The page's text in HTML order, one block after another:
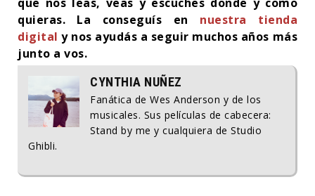
quieras. La conseguís en nuestra tienda
digital y nos ayudás a seguir muchos años más
junto a vos.
CYNTHIA NUÑEZ
Fanática de Wes Anderson y de los
musicales. Sus películas de cabecera:
Stand by me y cualquiera de Studio
Ghibli.